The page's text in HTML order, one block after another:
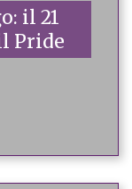
il 21
Pride